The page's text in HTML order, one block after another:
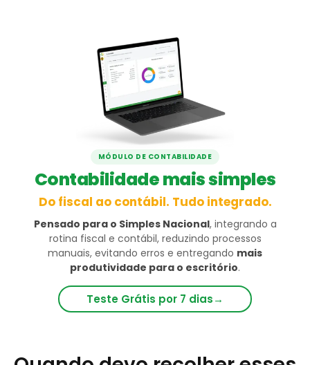
MÓDULO DE CONTABILIDADE
Contabilidade mais simples
Do fiscal ao contábil. Tudo integrado.
Pensado para o Simples Nacional, integrando a
rotina fiscal e contábil, reduzindo processos
manuais, evitando erros e entregando mais
produtividade para o escritório.
Teste Grátis por 7 dias→